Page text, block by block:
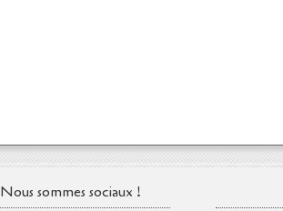
Nous sommes sociaux !